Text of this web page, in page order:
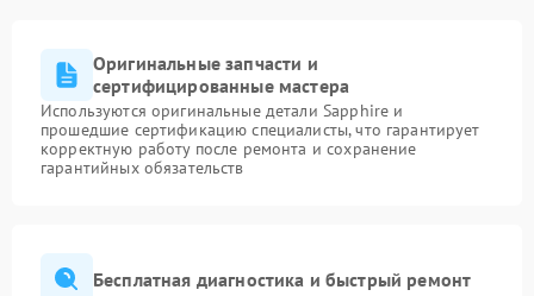
Оригинальные запчасти и
сертифицированные мастера
Используются оригинальные детали Sapphire и
прошедшие сертификацию специалисты, что гарантирует
корректную работу после ремонта и сохранение
гарантийных обязательств
Бесплатная диагностика и быстрый ремонт